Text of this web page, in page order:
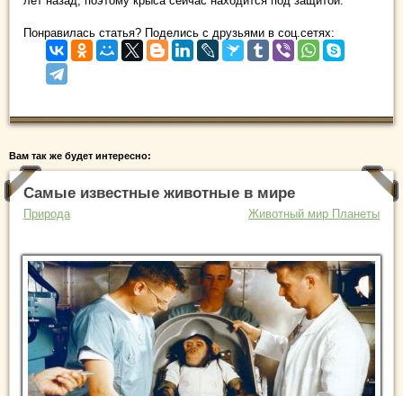
Понравилась статья? Поделись с друзьями в соц.сетях:
Вам так же будет интересно:
Самые известные животные в мире
Природа Животный мир Планеты